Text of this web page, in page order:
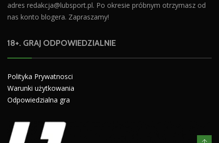
adres redakcja@lubsport.pl. Po okresie próbnym otrzymasz od
nas konto blogera. Zapraszamy!
18+. GRAJ ODPOWIEDZIALNIE
Polityka Prywatnosci
Warunki użytkowania
Odpowiedzialna gra